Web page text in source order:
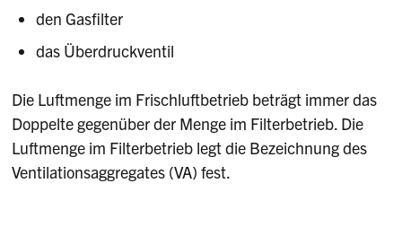
den Gasfilter
das Überdruckventil
Die Luftmenge im Frischluftbetrieb beträgt immer das
Doppelte gegenüber der Menge im Filterbetrieb. Die
Luftmenge im Filterbetrieb legt die Bezeichnung des
Ventilationsaggregates (VA) fest.